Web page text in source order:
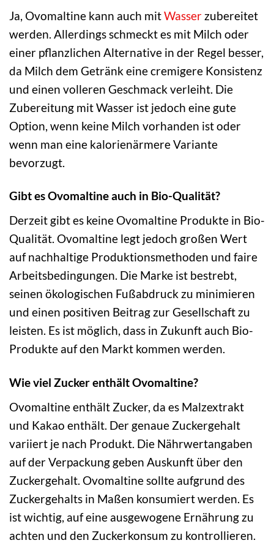
Ja, Ovomaltine kann auch mitWasser zubereitet
werden. Allerdings schmeckt es mit Milch oder
einer pflanzlichen Alternative in der Regel besser,
da Milch dem Getränk eine cremigere Konsistenz
und einen volleren Geschmack verleiht. Die
Zubereitung mit Wasser ist jedoch eine gute
Option, wenn keine Milch vorhanden ist oder
wenn man eine kalorienärmere Variante
bevorzugt.
Gibt es Ovomaltine auch in Bio-Qualität?
Derzeit gibt es keine Ovomaltine Produkte in Bio-
Qualität. Ovomaltine legt jedoch großen Wert
auf nachhaltige Produktionsmethoden und faire
Arbeitsbedingungen. Die Marke ist bestrebt,
seinen ökologischen Fußabdruck zu minimieren
und einen positiven Beitrag zur Gesellschaft zu
leisten. Es ist möglich, dass in Zukunft auch Bio-
Produkte auf den Markt kommen werden.
Wie viel Zucker enthält Ovomaltine?
Ovomaltine enthält Zucker, da es Malzextrakt
und Kakao enthält. Der genaue Zuckergehalt
variiert je nach Produkt. Die Nährwertangaben
auf der Verpackung geben Auskunft über den
Zuckergehalt. Ovomaltine sollte aufgrund des
Zuckergehalts in Maßen konsumiert werden. Es
ist wichtig, auf eine ausgewogene Ernährung zu
achten und den Zuckerkonsum zu kontrollieren.